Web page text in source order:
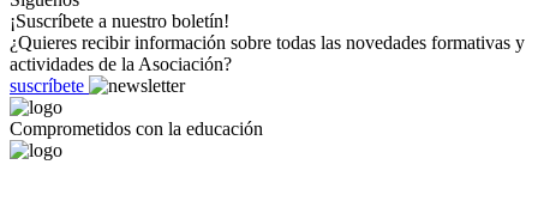
¡Suscríbete a nuestro boletín!
¿Quieres recibir información sobre todas las novedades formativas y
actividades de la Asociación?
suscríbete
Comprometidos con la educación